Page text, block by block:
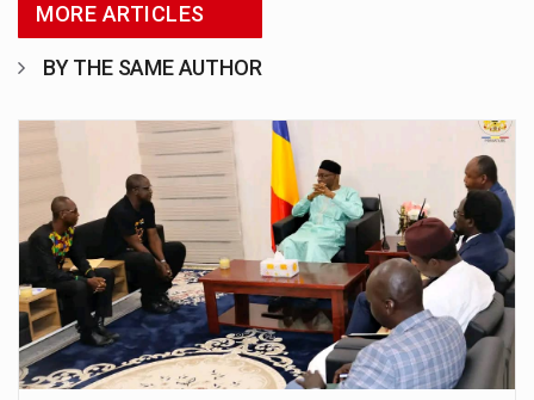
MORE ARTICLES
BY THE SAME AUTHOR